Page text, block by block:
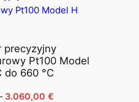
do
precyzyjny
Pt100 Model
do 660 °C
3.060,00 €